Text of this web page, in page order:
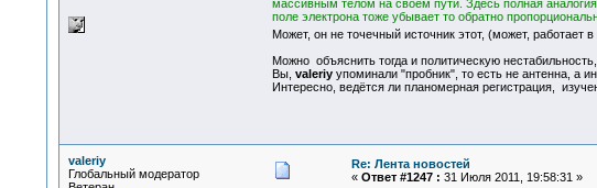
массивным телом на своем пути. Здесь полная
поле электрона тоже убывает то обратно
Может, он не точечный источник этот, (может, работает
Можно объяснить тогда и политическую
Вы, valeriyупоминали "пробник", то есть не антенна, а
Интересно, ведётся ли планомерная регистрация,
valeriy
Глобальный модератор
Re: Лента новостей
« Ответ #1247 : 31 Июля 2011, 19:58:31 »